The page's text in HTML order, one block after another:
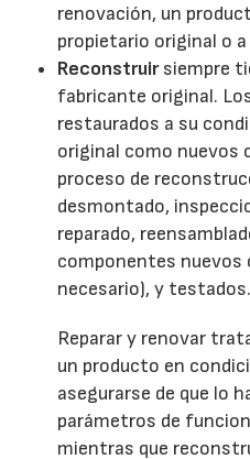
renovación, un
propietario original o
Reconstruirsiempre
fabricante original.
restaurados a su
original como nuevos
proceso de
desmontado,
reparado,
componentes nuevos
necesario), y testados.
Reparar y renovar
un producto en
asegurarse de que lo
parámetros de
mientras que